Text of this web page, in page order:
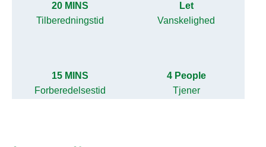
20 MINS
Tilberedningstid
Let
Vanskelighed
15 MINS
Forberedelsestid
4 People
Tjener